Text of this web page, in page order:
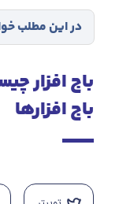
در این مطلب
باج افزار
باج افزارها